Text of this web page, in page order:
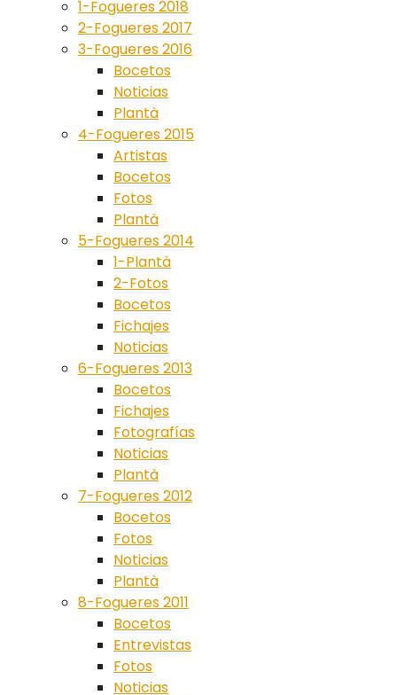
1-Fogueres 2018
2-Fogueres 2017
3-Fogueres 2016
Bocetos
Noticias
Plantà
4-Fogueres 2015
Artistas
Bocetos
Fotos
Plantà
5-Fogueres 2014
1-Plantà
2-Fotos
Bocetos
Fichajes
Noticias
6-Fogueres 2013
Bocetos
Fichajes
Fotografías
Noticias
Plantà
7-Fogueres 2012
Bocetos
Fotos
Noticias
Plantà
8-Fogueres 2011
Bocetos
Entrevistas
Fotos
Noticias